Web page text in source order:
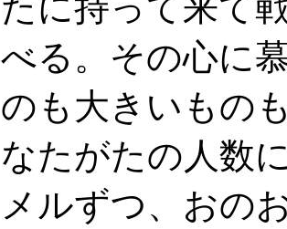
たに持って来て
べる。その心に
のも大きいもの
なたがたの人数
メルずつ、おの